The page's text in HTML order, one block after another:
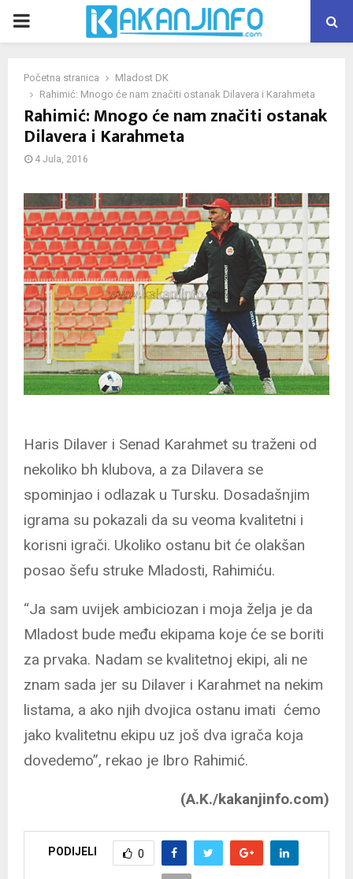
PRIMARY
Početna stranica
Mladost DK
Rahimić: Mnogo će nam značiti ostanak Dilavera i Karahmeta
Rahimić: Mnogo će nam značiti ostanak
Dilavera i Karahmeta
4 Jula, 2016
Haris Dilaver i Senad Karahmet su traženi od
nekoliko bh klubova, a za Dilavera se
spominjao i odlazak u Tursku. Dosadašnjim
igrama su pokazali da su veoma kvalitetni i
korisni igrači. Ukoliko ostanu bit će olakšan
posao šefu struke Mladosti, Rahimiću.
“Ja sam uvijek ambiciozan i moja želja je da
Mladost bude među ekipama koje će se boriti
za prvaka. Nadam se kvalitetnoj ekipi, ali ne
znam sada jer su Dilaver i Karahmet na nekim
listama, a ako njih dvojica ostanu imati ćemo
jako kvalitetnu ekipu uz još dva igrača koja
dovedemo”, rekao je Ibro Rahimić.
(A.K./kakanjinfo.com)
PODIJELI 0